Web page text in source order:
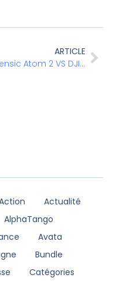
ARTICLE
Potensic Atom 2 VS DJI Flip
Actualité
AlphaTango
Avata
Bundle
Catégories